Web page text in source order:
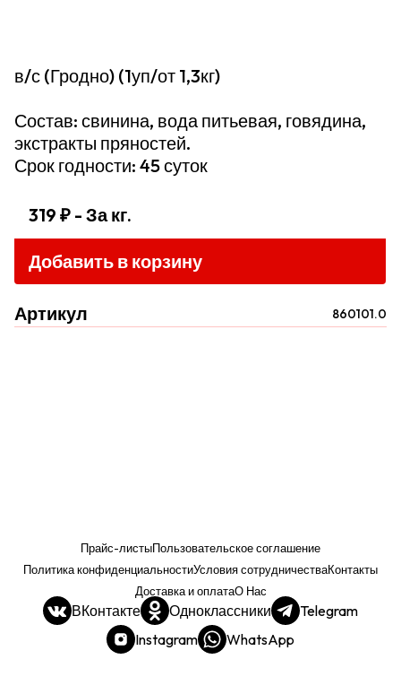
в/с (Гродно) (1уп/от 1,3кг)
Состав: свинина, вода питьевая, говядина,
экстракты пряностей.
Срок годности: 45 суток
319 ₽ - За кг.
Добавить в корзину
Артикул 860101.0
Прайс-листыПользовательское соглашение
Политика конфиденциальностиУсловия сотрудничестваКонтакты
Доставка и оплатаО Нас
ВКонтакте Одноклассники
Telegram
Instagram
WhatsApp